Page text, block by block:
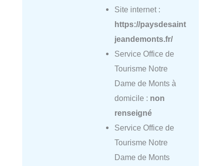
Site internet :
https://paysdesaint
jeandemonts.fr/
Service Office de
Tourisme Notre
Dame de Monts à
domicile : non
renseigné
Service Office de
Tourisme Notre
Dame de Monts